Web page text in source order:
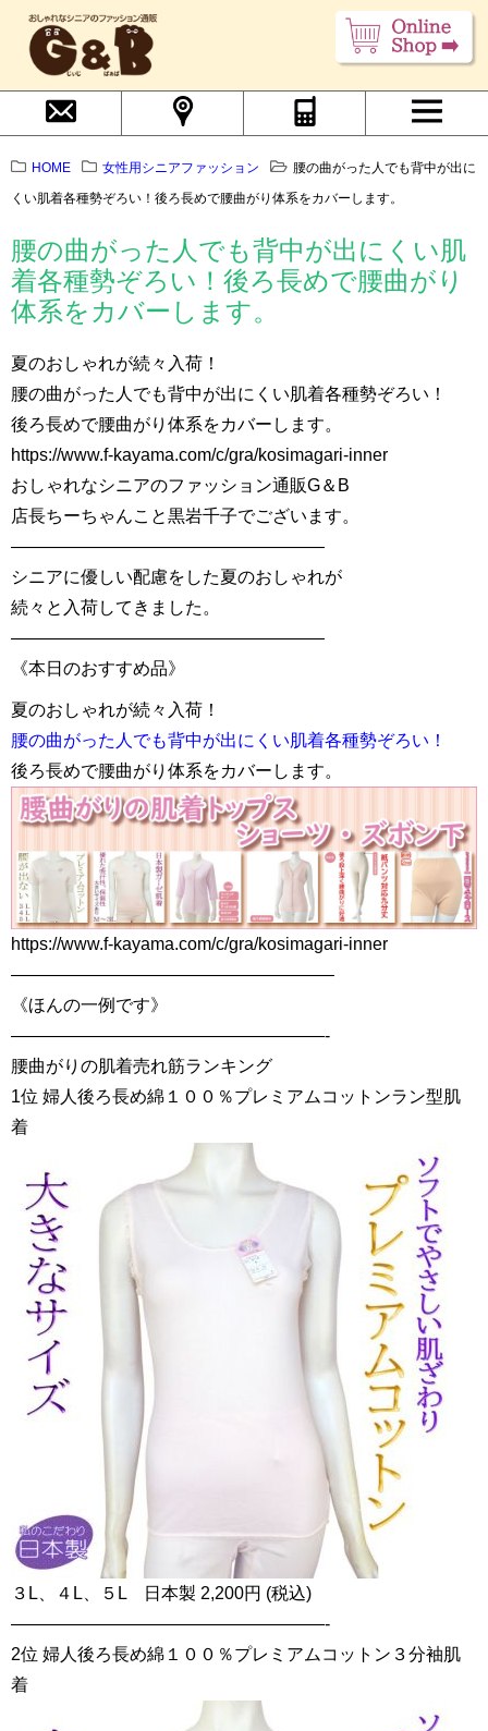
HOME 女性用シニアファッション
腰の曲がった人でも背中が出に
くい肌着各種勢ぞろい！後ろ長めで腰曲がり体系をカバーします。
腰の曲がった人でも背中が出にくい肌
着各種勢ぞろい！後ろ長めで腰曲がり
体系をカバーします。
夏のおしゃれが続々入荷！
腰の曲がった人でも背中が出にくい肌着各種勢ぞろい！
後ろ長めで腰曲がり体系をカバーします。
https://www.f-kayama.com/c/gra/kosimagari-inner
おしゃれなシニアのファッション通販G＆B
店長ちーちゃんこと黒岩千子でございます。
——————————————————
シニアに優しい配慮をした夏のおしゃれが
続々と入荷してきました。
——————————————————
《本日のおすすめ品》
夏のおしゃれが続々入荷！
腰の曲がった人でも背中が出にくい肌着各種勢ぞろい！
後ろ長めで腰曲がり体系をカバーします。
https://www.f-kayama.com/c/gra/kosimagari-inner
——————————————————–
《ほんの一例です》
——————————————————-
腰曲がりの肌着売れ筋ランキング
1位 婦人後ろ長め綿１００％プレミアムコットンラン型肌
着
３L、４L、５L 日本製 2,200円 (税込)
——————————————————-
2位 婦人後ろ長め綿１００％プレミアムコットン３分袖肌
着